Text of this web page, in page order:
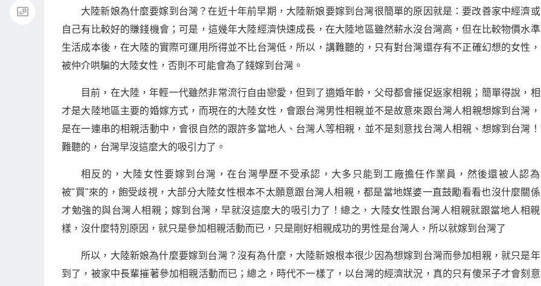
大陸新娘為什麼要嫁到台灣？在近十年前早期，大陸新娘要嫁到台灣很簡單的原因就是：要改善家中經濟
自己有比較好的賺錢機會；可是，這幾年大陸經濟快速成長，在大陸地區雖然薪水沒台灣高，但在比較物價水
生活成本後，在大陸的實際可運用所得並不比台灣低，所以，講難聽的，只有對台灣還存有不正確幻想的女性
被仲介哄騙的大陸女性，否則不可能會為了錢嫁到台灣。
目前，在大陸，年輕一代雖然非常流行自由戀愛，但到了適婚年齡，父母都會摧促返家相親；簡單得說，
才是大陸地區主要的婚嫁方式，而現在的大陸女性，會跟台灣男性相親並不是故意來跟台灣人相親想嫁到台灣
是在一連串的相親活動中，會很自然的跟許多當地人、台灣人等相親，並不是刻意找台灣人相親、想嫁到台灣
難聽的，台灣早沒這麼大的吸引力了。
相反的，大陸女性要嫁到台灣，在台灣學歷不受承認，大多只能到工廠擔任作業員，然後還被人認
被"買"來的，飽受歧視，大部分大陸女性根本不太願意跟台灣人相親，都是當地媒婆一直鼓勵看看也沒什麼關
才勉強的與台灣人相親；嫁到台灣，早就沒這麼大的吸引力了！總之，大陸女性跟台灣人相親就跟當地人相
樣，沒什麼特別原因，就只是參加相親活動而已，只是剛好相親成功的男性是台灣人，所以就嫁到台灣了
所以，大陸新娘為什麼要嫁到台灣？沒有為什麼，大陸新娘根本很少因為想嫁到台灣而參加相親，就只是
到了，被家中長輩摧著參加相親活動而已；總之，時代不一樣了，以台灣的經濟狀況，真的只有傻呆子才會刻